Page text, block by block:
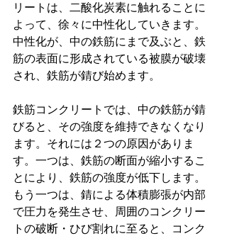
リートは、二酸化炭素に触れることに
よって、徐々に中性化していきます。
中性化が、中の鉄筋にまで及ぶと、鉄
筋の表面に形成されている被膜が破壊
され、鉄筋が錆び始めます。
鉄筋コンクリートでは、中の鉄筋が錆
びると、その強度を維持できなくなり
ます。それには２つの原因がありま
す。一つは、鉄筋の断面が縮小するこ
とにより、鉄筋の強度が低下します。
もう一つは、錆による体積膨張が内部
で圧力を発生させ、周囲のコンクリー
トの破断・ひび割れに至ると、コンク